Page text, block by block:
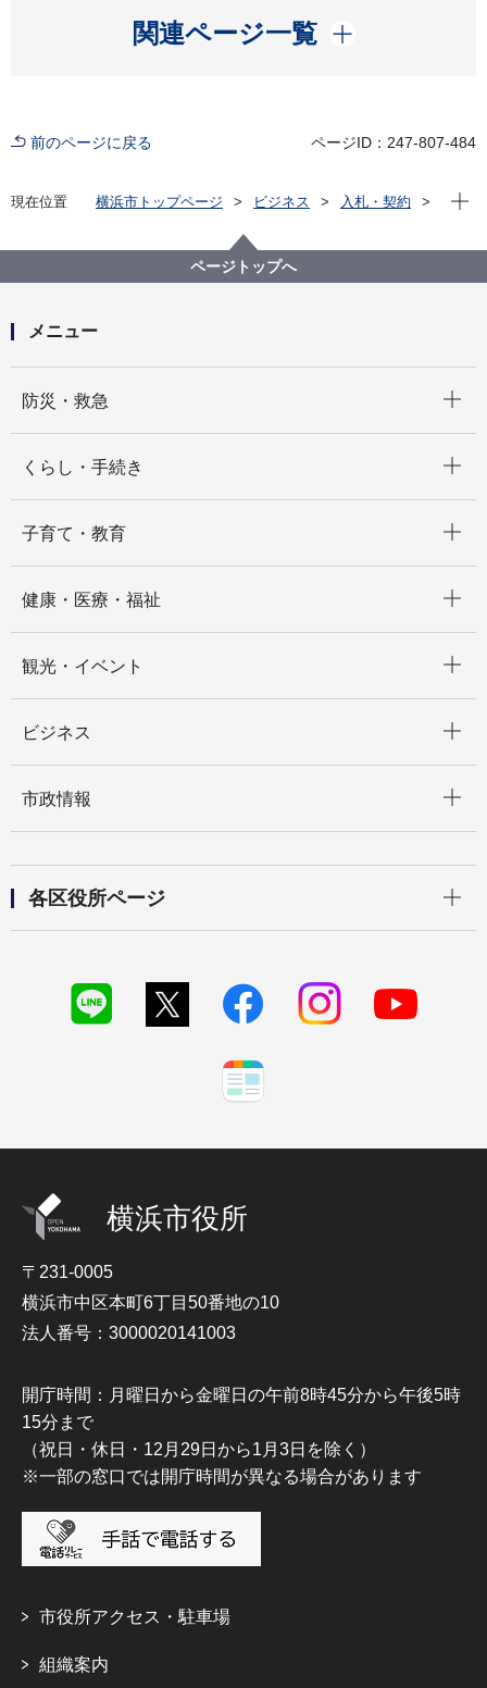
関連ページ一覧
開く
前のページに戻る ページID：247-807-484
現在位置 横浜市トップページ ビジネス
入札・契約
【入札結果詳細】【公募型指名競争入札】感震ブレー
カー等設置推進事業案内等配付委託業務
現在
ページトップへ
メニュー
防災・救急
くらし・手続き
子育て・教育
健康・医療・福祉
観光・イベント
ビジネス
市政情報
各区役所ページ
横浜市役所
〒231-0005
横浜市中区本町6丁目50番地の10
法人番号：3000020141003
開庁時間：月曜日から金曜日の午前8時45分から午後5時
15分まで
（祝日・休日・12月29日から1月3日を除く）
※一部の窓口では開庁時間が異なる場合があります
市役所アクセス・駐車場
組織案内